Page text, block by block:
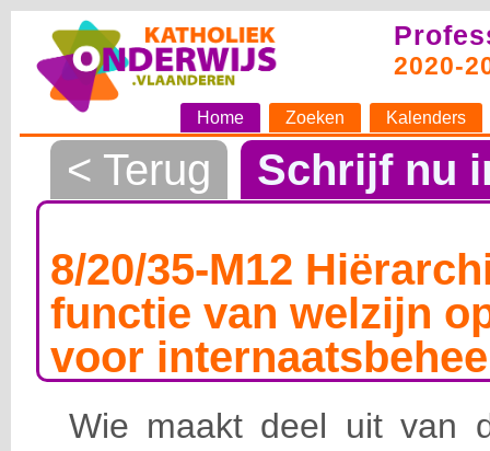
2020-
Home Zoeken Kalenders
< Terug Schrijf nu
8/20/35-M12
functie van welzijn
voor
Wie maakt deel uit van